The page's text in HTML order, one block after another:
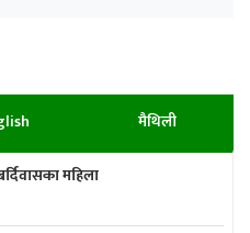
मैथिली
महिला